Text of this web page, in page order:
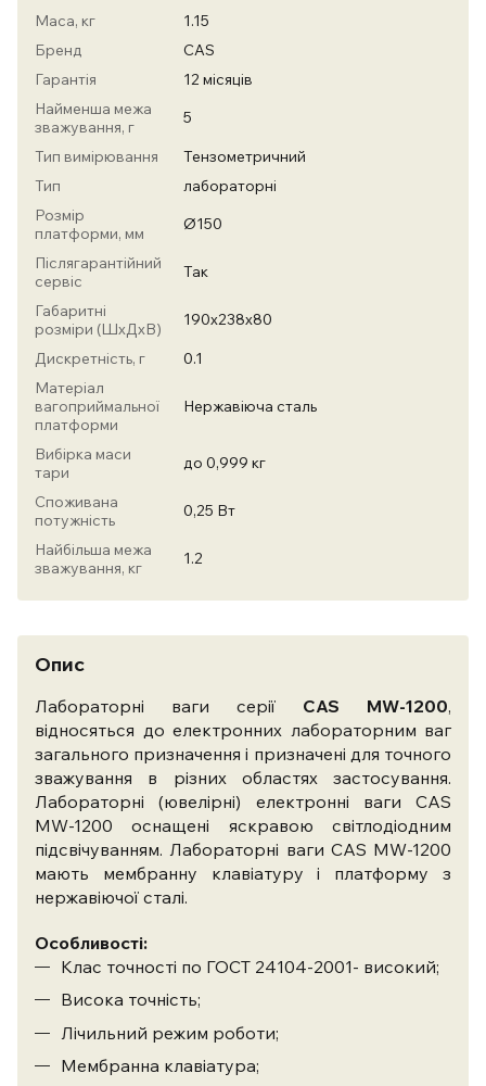
Маса, кг
1.15
Бренд
CAS
Гарантія
12 місяців
Найменша межа
зважування, г
5
Тип вимірювання
Тензометричний
Тип
лабораторні
Розмір
платформи, мм
Ø150
Післягарантійний
сервіс
Так
Габаритні
розміри (ШхДхВ)
190х238х80
Дискретність, г
0.1
Матеріал
вагоприймальної
платформи
Нержавіюча сталь
Вибірка маси
тари
до 0,999 кг
Споживана
потужність
0,25 Вт
Найбільша межа
зважування, кг
1.2
Опис
Лабораторні ваги серії CAS MW-1200,
відносяться до електронних лабораторним ваг
загального призначення і призначені для точного
зважування в різних областях застосування.
Лабораторні (ювелірні) електронні ваги CAS
MW-1200 оснащені яскравою світлодіодним
підсвічуванням. Лабораторні ваги CAS MW-1200
мають мембранну клавіатуру і платформу з
нержавіючої сталі.
Особливості:
Клас точності по ГОСТ 24104-2001- високий;
Висока точність;
Лічильний режим роботи;
Мембранна клавіатура;